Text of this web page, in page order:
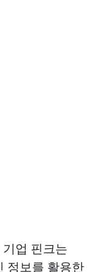
업 핀크는
정보를 활용한